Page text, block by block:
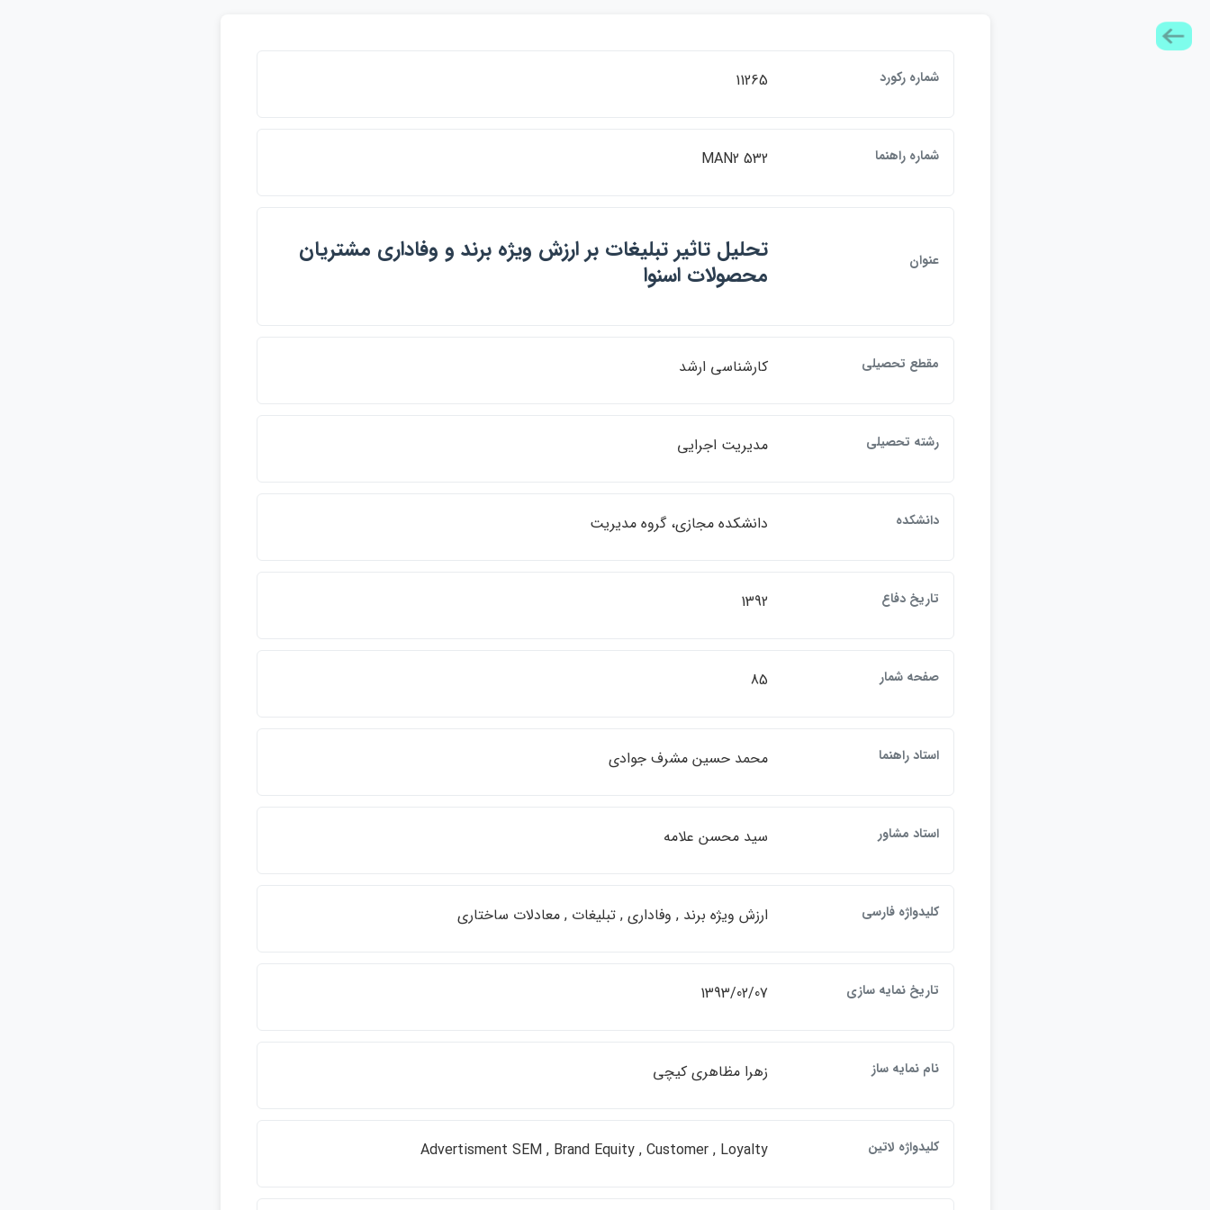
شماره ركورد 11265
شماره راهنما MAN2 532
عنوان
تحليل تاثير تبليغات بر ارزش ويژه برند و وفاداري مشتريان
محصولات اسنوا
مقطع تحصيلي كارشناسي ارشد
رشته تحصيلي مديريت اجرايي
دانشكده دانشكده مجازي، گروه مديريت
تاريخ دفاع 1392
صفحه شمار 85
استاد راهنما محمد حسين مشرف جوادي
استاد مشاور سيد محسن علامه
كليدواژه فارسي ارزش ويژه برند , وفاداري , تبليغات , معادلات ساختاري
تاريخ نمايه سازي 1393/02/07
نام نمايه ساز زهرا مظاهري كيچي
كليدواژه لاتين Advertisment SEM , Brand Equity , Customer , Loyalty